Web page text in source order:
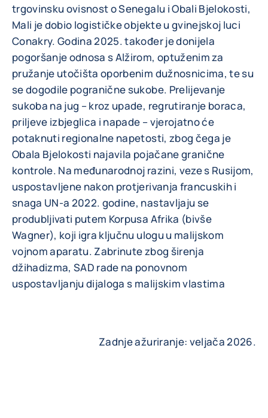
trgovinsku ovisnost o Senegalu i Obali Bjelokosti,
Mali je dobio logističke objekte u gvinejskoj luci
Conakry. Godina 2025. također je donijela
pogoršanje odnosa s Alžirom, optuženim za
pružanje utočišta oporbenim dužnosnicima, te su
se dogodile pogranične sukobe. Prelijevanje
sukoba na jug – kroz upade, regrutiranje boraca,
priljeve izbjeglica i napade – vjerojatno će
potaknuti regionalne napetosti, zbog čega je
Obala Bjelokosti najavila pojačane granične
kontrole. Na međunarodnoj razini, veze s Rusijom,
uspostavljene nakon protjerivanja francuskih i
snaga UN-a 2022. godine, nastavljaju se
produbljivati putem Korpusa Afrika (bivše
Wagner), koji igra ključnu ulogu u malijskom
vojnom aparatu. Zabrinute zbog širenja
džihadizma, SAD rade na ponovnom
uspostavljanju dijaloga s malijskim vlastima
Zadnje ažuriranje: veljača 2026.